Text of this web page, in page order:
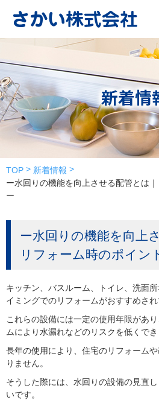
新着情
TOP
新着情報
ー水回りの機能を向上させる配管とは
ー
ー水回りの機能を向上
リフォーム時のポイン
キッチン、バスルーム、トイレ、洗面
イミングでのリフォームがおすすめされ
これらの設備には一定の使用年限があ
ムにより水漏れなどのリスクを低くでき
長年の使用により、住宅のリフォーム
りません。
そうした際には、水回りの設備の見直
いです。